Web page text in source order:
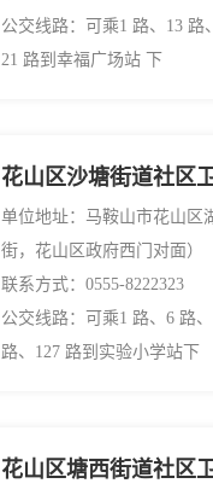
公交线路：可乘1 路、13 路
21 路到幸福广场站 下
花山区沙塘街道社区
单位地址：马鞍山市花山区
街，花山区政府西门对面）
联系方式：0555-8222323
公交线路：可乘1 路、6 路
路、127 路到实验小学站下
花山区塘西街道社区